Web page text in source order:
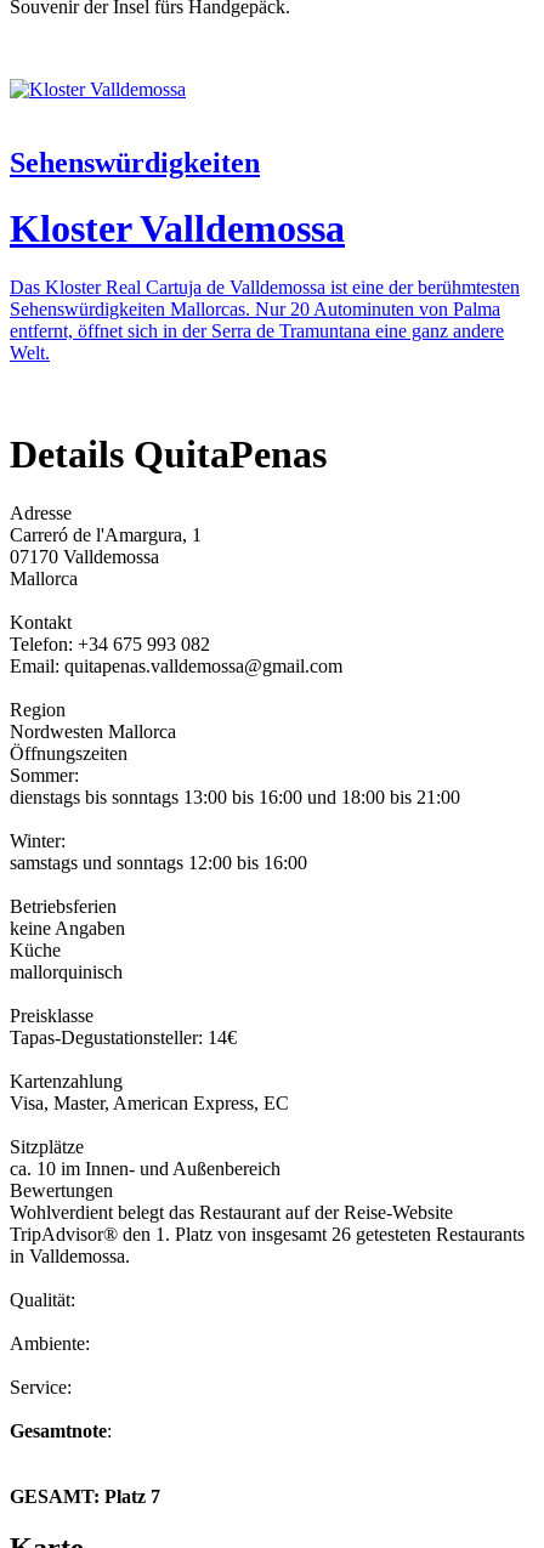
Souvenir der Insel fürs Handgepäck.
Sehenswürdigkeiten
Kloster Valldemossa
Das Kloster Real Cartuja de Valldemossa ist eine der berühmtesten
Sehenswürdigkeiten Mallorcas. Nur 20 Autominuten von Palma
entfernt, öffnet sich in der Serra de Tramuntana eine ganz andere
Welt.
Details QuitaPenas
Adresse
Carreró de l'Amargura, 1
07170 Valldemossa
Mallorca
Kontakt
Telefon: +34 675 993 082
Email: quitapenas.valldemossa@gmail.com
Region
Nordwesten Mallorca
Öffnungszeiten
Sommer:
dienstags bis sonntags 13:00 bis 16:00 und 18:00 bis 21:00
Winter:
samstags und sonntags 12:00 bis 16:00
Betriebsferien
keine Angaben
Küche
mallorquinisch
Preisklasse
Tapas-Degustationsteller: 14€
Kartenzahlung
Visa, Master, American Express, EC
Sitzplätze
ca. 10 im Innen- und Außenbereich
Bewertungen
Wohlverdient belegt das Restaurant auf der Reise-Website
TripAdvisor® den 1. Platz von insgesamt 26 getesteten Restaurants
in Valldemossa.
Qualität:
Ambiente:
Service:
Gesamtnote:
GESAMT: Platz 7